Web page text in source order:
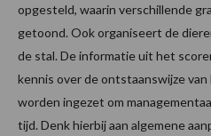
opgesteld, waarin verschillende
getoond. Ook organiseert de
de stal. De informatie uit het
kennis over de ontstaanswijze
worden ingezet om
tijd. Denk hierbij aan algemene